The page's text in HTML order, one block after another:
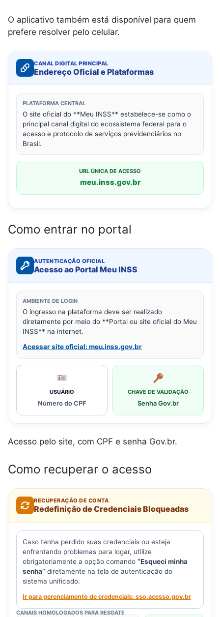
O aplicativo também está disponível para quem
prefere resolver pelo celular.
CANAL DIGITAL PRINCIPAL
Endereço Oficial e Plataformas
PLATAFORMA CENTRAL
O site oficial do **Meu INSS** estabelece-se como o
principal canal digital do ecossistema federal para o
acesso e protocolo de serviços previdenciários no
Brasil.
URL ÚNICA DE ACESSO
meu.inss.gov.br
Como entrar no portal
AUTENTICAÇÃO OFICIAL
Acesso ao Portal Meu INSS
AMBIENTE DE LOGIN
O ingresso na plataforma deve ser realizado
diretamente por meio do **Portal ou site oficial do Meu
INSS** na internet.
Acessar site oficial: meu.inss.gov.br
USUÁRIO
Número do CPF
CHAVE DE VALIDAÇÃO
Senha Gov.br
Acesso pelo site, com CPF e senha Gov.br.
Como recuperar o acesso
RECUPERAÇÃO DE CONTA
Redefinição de Credenciais Bloqueadas
Caso tenha perdido suas credenciais ou esteja
enfrentando problemas para logar, utilize
obrigatoriamente a opção comando “Esqueci minha
senha” diretamente na tela de autenticação do
sistema unificado.
Ir para gerenciamento de credenciais: sso.acesso.gov.br
CANAIS HOMOLOGADOS PARA RESGATE